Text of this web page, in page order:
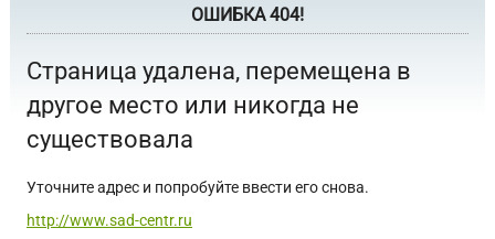
ОШИБКА 404!
Страница удалена, перемещена в
другое место или никогда не
существовала
Уточните адрес и попробуйте ввести его снова.
http://www.sad-centr.ru